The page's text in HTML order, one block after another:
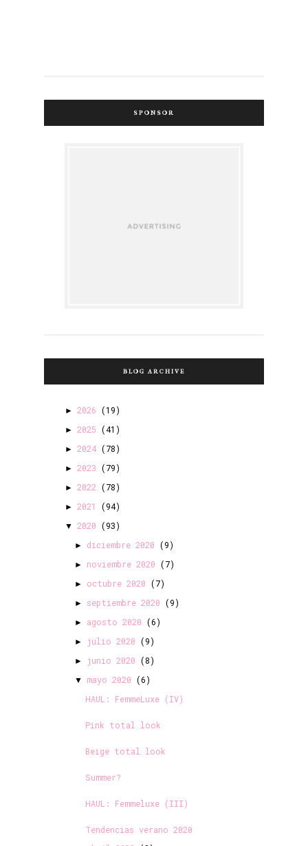
SPONSOR
BLOG ARCHIVE
► 2026 (19)
► 2025 (41)
► 2024 (78)
► 2023 (79)
► 2022 (78)
► 2021 (94)
▼ 2020 (93)
► diciembre 2020 (9)
► noviembre 2020 (7)
► octubre 2020 (7)
► septiembre 2020 (9)
► agosto 2020 (6)
► julio 2020 (9)
► junio 2020 (8)
▼ mayo 2020 (6)
HAUL: FemmeLuxe (IV)
Pink total look
Beige total look
Summer?
HAUL: Femmeluxe (III)
Tendencias verano 2020